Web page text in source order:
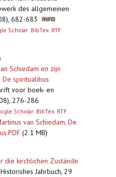
des allgemeinen
682-683
Scholar BibTex RTF
Schiedam en zijn
spiritualibus
voor boek- en
276-286
Scholar BibTex RTF
van Schiedam, De
(2.1 MB)
die kirchlichen Zustände
Jahrbuch, 29